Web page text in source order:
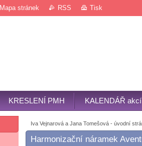
Mapa stránek RSS Tisk
KRESLENÍ PMH KALENDÁŘ akcí
Iva Vejnarová a Jana Tomešová - úvodní
Harmonizační náramek